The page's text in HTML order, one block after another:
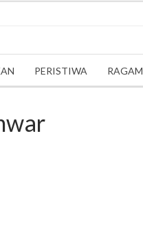
PERISTIWA RAGAM